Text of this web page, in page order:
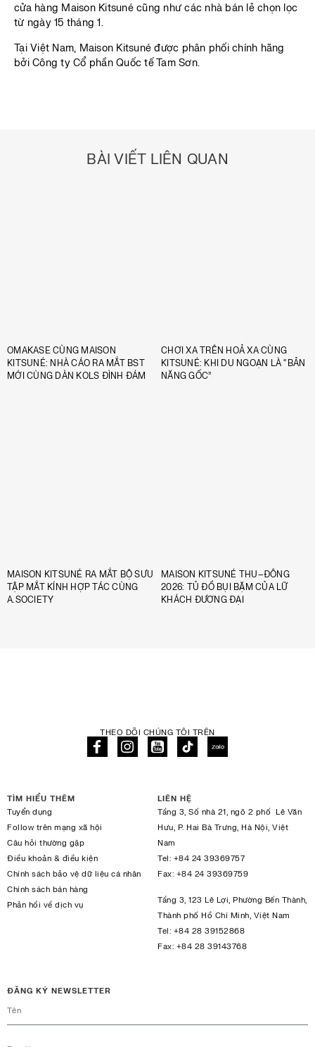
cửa hàng Maison Kitsuné cũng như các nhà bán lẻ chọn lọc
từ ngày 15 tháng 1.
Tại Việt Nam, Maison Kitsuné được phân phối chính hãng
bởi Công ty Cổ phần Quốc tế Tam Sơn.
BÀI VIẾT LIÊN QUAN
OMAKASE CÙNG MAISON
KITSUNÉ: NHÀ CÁO RA MẮT BST
MỚI CÙNG DÀN KOLS ĐÌNH ĐÁM
CHƠI XA TRÊN HOẢ XA CÙNG
KITSUNÉ: KHI DU NGOẠN LÀ “BẢN
NĂNG GỐC”
MAISON KITSUNÉ RA MẮT BỘ SƯU
TẬP MẮT KÍNH HỢP TÁC CÙNG
A.SOCIETY
MAISON KITSUNÉ THU–ĐÔNG
2026: TỦ ĐỒ BỤI BẶM CỦA LỮ
KHÁCH ĐƯƠNG ĐẠI
THEO DÕI CHÚNG TÔI TRÊN
TÌM HIỂU THÊM
Tuyển dụng
Follow trên mạng xã hội
Câu hỏi thường gặp
Điều khoản & điều kiện
Chính sách bảo vệ dữ liệu cá nhân
Chính sách bán hàng
Phản hồi về dịch vụ
LIÊN HỆ
Tầng 3, Số nhà 21, ngõ 2 phố Lê Văn
Hưu, P. Hai Bà Trưng, Hà Nội, Việt
Nam
Tel: +84 24 39369757
Fax: +84 24 39369759
Tầng 3, 123 Lê Lợi, Phường Bến Thành,
Thành phố Hồ Chí Minh, Việt Nam
Tel: +84 28 39152868
Fax: +84 28 39143768
ĐĂNG KÝ NEWSLETTER